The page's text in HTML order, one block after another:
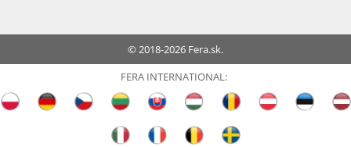
© 2018-2026 Fera.sk.
FERA INTERNATIONAL: